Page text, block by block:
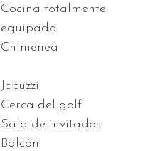
Cocina totalmente
equipada
Chimenea
Jacuzzi
Cerca del golf
Sala de invitados
Balcón